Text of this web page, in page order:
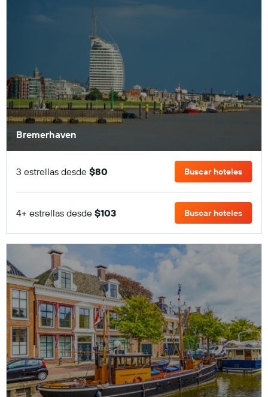
Bremerhaven
3 estrellas desde $80 Buscar hoteles
4+ estrellas desde $103 Buscar hoteles